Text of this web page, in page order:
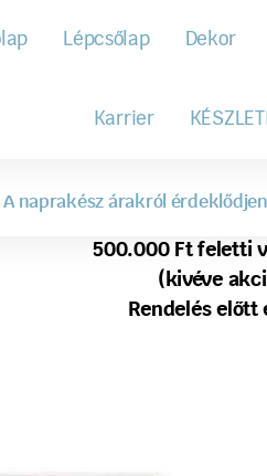
Lépcsőlap Dekor
Karrier
A naprakész árakról
500.000 Ft feletti
(kivéve
Rendelés